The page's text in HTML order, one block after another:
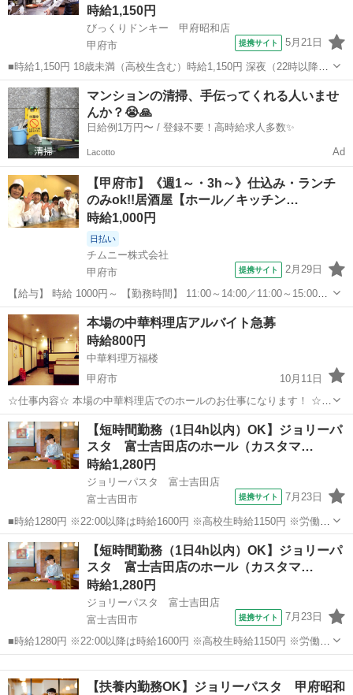
時給1,150円
びっくりドンキー 甲府昭和店
甲府市
提携サイト 5月21日
■時給1,150円 18歳未満（高校生含む）時給1,150円 深夜（22時以降
年少者不可）時給1,438円 ☆早朝手当：時給＋100円 ☆土日祝日手当：
時給＋100円 ☆12月31日～1月3日まで年末年始手当有（時給アップ...
山梨 甲府市
マンションの清掃、手伝ってくれる人いませ
んか？😭🙏
日給例1万円〜 / 登録不要！高時給求人多数✨
Lacotto Ad
【甲府市】《週1～・3h～》仕込み・ランチ
のみok!!居酒屋【ホール／キッチン…
時給1,000円
日払い
チムニー株式会社
甲府市
提携サイト 2月29日
【給与】 時給 1000円～ 【勤務時間】 11:00～14:00／11:00～15:00／
14:00～17:00／15:00～18:00 【お仕事内容】 【甲府市】《週1～・3h
～》仕込み・ランチのみok!!居酒屋【ホ...
山梨 甲府市 ファミレス
本場の中華料理店アルバイト急募
時給800円
中華料理万福楼
甲府市
10月11日
☆仕事内容☆ 本場の中華料理店でのホールのお仕事になります！ ☆勤
務地☆ 山梨県甲府市武田3-7-7 梨大すぐ下！！ ☆給料☆ 時給800円～
1300円 (研修期間有り) ☆勤務時間☆ ①11：...
山梨 甲府市 ファミレス
【短時間勤務（1日4h以内）OK】ジョリーパ
スタ 富士吉田店のホール（カスタマ…
時給1,280円
ジョリーパスタ 富士吉田店
富士吉田市
提携サイト 7月23日
■時給1280円 ※22:00以降は時給1600円 ※高校生時給1150円 ※労働組
合費あり（基本時給×月間時間数×1.8％） ■土日・祝手当 土日・祝は
時給＋50円 ■山梨県富士吉田市松山1563-3 ■アルバイト、パ...
山梨 富士吉田市 ファミレス
【短時間勤務（1日4h以内）OK】ジョリーパ
スタ 富士吉田店のホール（カスタマ…
時給1,280円
ジョリーパスタ 富士吉田店
富士吉田市
提携サイト 7月23日
■時給1280円 ※22:00以降は時給1600円 ※高校生時給1150円 ※労働組
合費あり（基本時給×月間時間数×1.8％） ■土日・祝手当 土日・祝は
時給＋50円 ■山梨県富士吉田市松山1563-3 ■アルバイト、パ...
【扶養内勤務OK】ジョリーパスタ 甲府昭和